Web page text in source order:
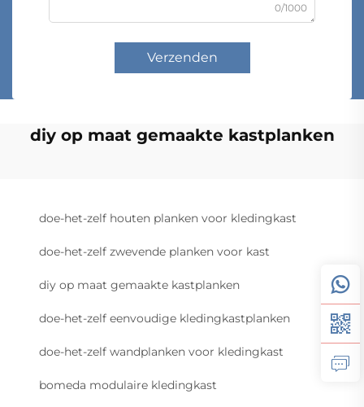
0/1000
Verzenden
diy op maat gemaakte kastplanken
doe-het-zelf houten planken voor kledingkast
doe-het-zelf zwevende planken voor kast
diy op maat gemaakte kastplanken
doe-het-zelf eenvoudige kledingkastplanken
doe-het-zelf wandplanken voor kledingkast
bomeda modulaire kledingkast